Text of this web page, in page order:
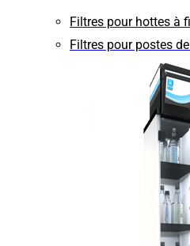
Filtres pour hottes à
Filtres pour postes